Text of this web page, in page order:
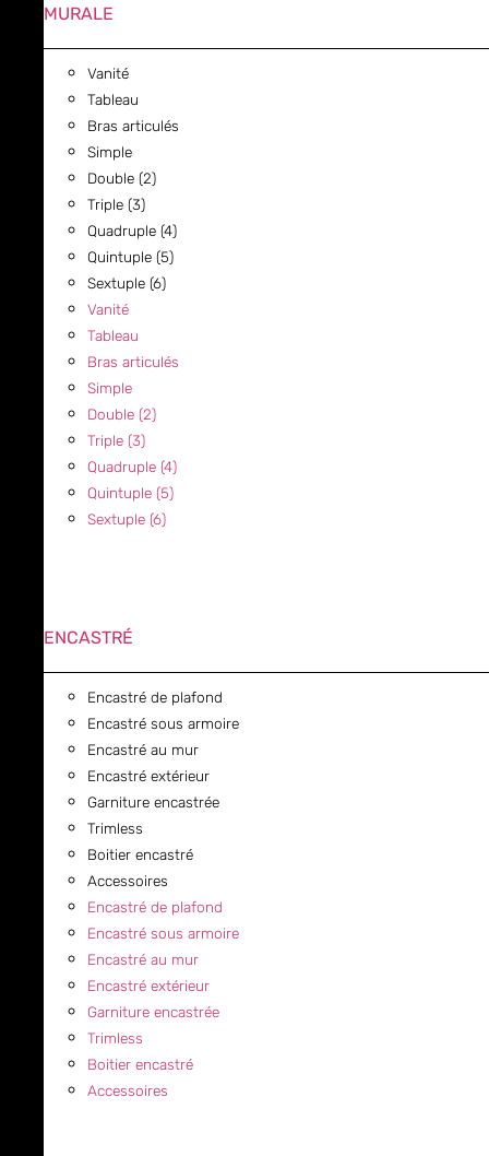
MURALE
Vanité
Tableau
Bras articulés
Simple
Double (2)
Triple (3)
Quadruple (4)
Quintuple (5)
Sextuple (6)
Vanité
Tableau
Bras articulés
Simple
Double (2)
Triple (3)
Quadruple (4)
Quintuple (5)
Sextuple (6)
ENCASTRÉ
Encastré de plafond
Encastré sous armoire
Encastré au mur
Encastré extérieur
Garniture encastrée
Trimless
Boitier encastré
Accessoires
Encastré de plafond
Encastré sous armoire
Encastré au mur
Encastré extérieur
Garniture encastrée
Trimless
Boitier encastré
Accessoires